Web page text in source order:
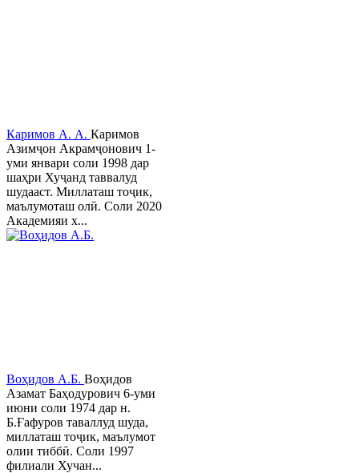
Каримов А. А. Каримов
Азимҷон Акрамҷонович 1-
уми январи соли 1998 дар
шаҳри Хуҷанд таввалуд
шудааст. Миллаташ тоҷик,
маълумоташ олӣ. Соли 2020
Академияи х...
Воҳидов А.Б. Воҳидов
Азамат Баҳодурович 6-уми
июни соли 1974 дар н.
Б.Ғафуров таваллуд шуда,
миллаташ тоҷик, маълумот
олии тиббӣ. Соли 1997
филиали Хучан...